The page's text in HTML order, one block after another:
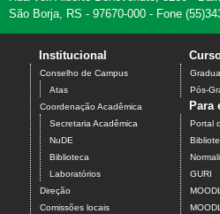
São Borja, RS - 97670-000 - Fone
Institucional
Conselho de Campus
Atas
Coordenação Acadêmica
Secretaria Acadêmica
NuDE
Biblioteca
Laboratórios
Direção
Comissões locais
Pós-
Para
Portal
GURI